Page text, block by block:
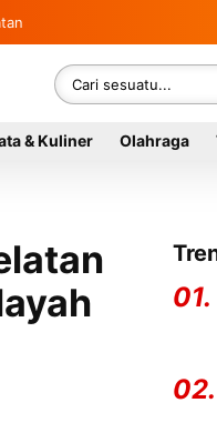
& Kuliner Olahraga
01.
02.